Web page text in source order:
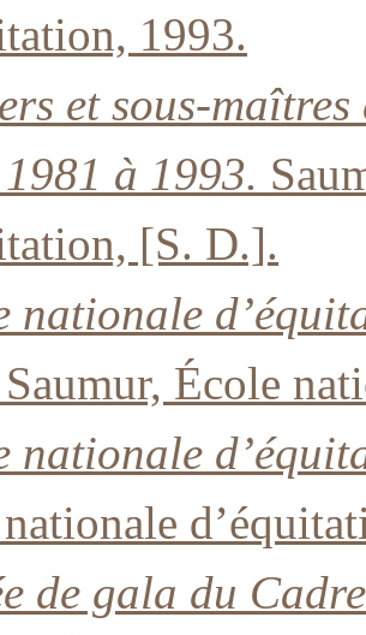
1993.
et sous-
à 1993.
[S. D.].
nationale
Saumur, École
nationale
de gala du